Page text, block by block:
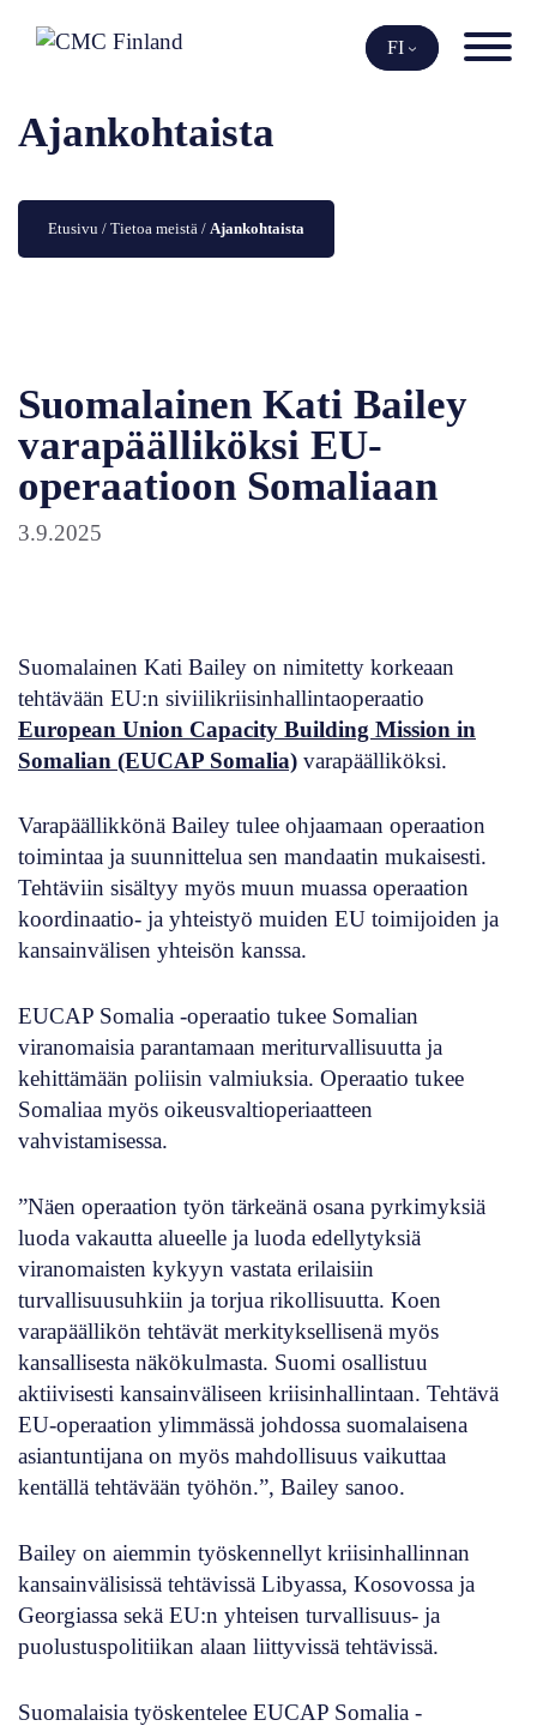
sisältöön
FI
Ajankohtaista
Etusivu / Tietoa meistä / Ajankohtaista
Suomalainen Kati Bailey
varapäälliköksi EU-
operaatioon Somaliaan
3.9.2025
Suomalainen Kati Bailey on nimitetty korkeaan
tehtävään EU:n siviilikriisinhallintaoperaatio
European Union Capacity Building Mission in
Somalian (EUCAP Somalia) varapäälliköksi.
Varapäällikkönä Bailey tulee ohjaamaan operaation
toimintaa ja suunnittelua sen mandaatin mukaisesti.
Tehtäviin sisältyy myös muun muassa operaation
koordinaatio- ja yhteistyö muiden EU toimijoiden ja
kansainvälisen yhteisön kanssa.
EUCAP Somalia -operaatio tukee Somalian
viranomaisia parantamaan meriturvallisuutta ja
kehittämään poliisin valmiuksia. Operaatio tukee
Somaliaa myös oikeusvaltioperiaatteen
vahvistamisessa.
”Näen operaation työn tärkeänä osana pyrkimyksiä
luoda vakautta alueelle ja luoda edellytyksiä
viranomaisten kykyyn vastata erilaisiin
turvallisuusuhkiin ja torjua rikollisuutta. Koen
varapäällikön tehtävät merkityksellisenä myös
kansallisesta näkökulmasta. Suomi osallistuu
aktiivisesti kansainväliseen kriisinhallintaan. Tehtävä
EU-operaation ylimmässä johdossa suomalaisena
asiantuntijana on myös mahdollisuus vaikuttaa
kentällä tehtävään työhön.”, Bailey sanoo.
Bailey on aiemmin työskennellyt kriisinhallinnan
kansainvälisissä tehtävissä Libyassa, Kosovossa ja
Georgiassa sekä EU:n yhteisen turvallisuus- ja
puolustuspolitiikan alaan liittyvissä tehtävissä.
Suomalaisia työskentelee EUCAP Somalia -